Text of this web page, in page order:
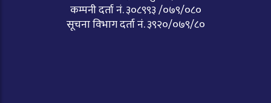
कम्पनी दर्ता नं. ३०८९९३ /०७९/०८०
सूचना विभाग दर्ता नं. ३९२०/०७९/८०